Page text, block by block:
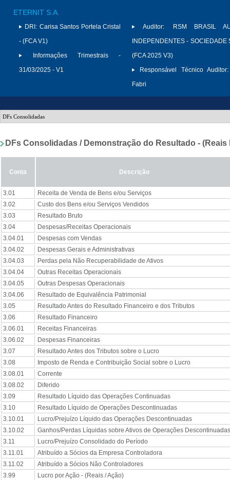
ETERNIT S.A.
DRI: Carisa Santos Portela Cristal
- (FCA V1)
Informações Trimestrais -
31/03/2025 - V1
Auditor:
RSM BRASIL
INDEPENDENTES - SOCIEDADE
(FCA 2025 V3)
Responsável Técnico Auditor:
Fabri